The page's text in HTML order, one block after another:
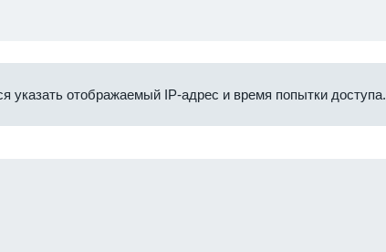
указать отображаемый IP-адрес и время попытки доступа.